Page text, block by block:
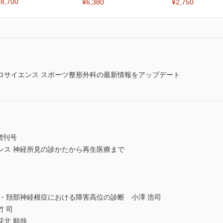
¥6,380 ¥2,750
イエンス スポーツ整形外科の最新情報をアップデート
刊号
ス 神経所見の診かたから再生医療まで
頚部神経根症における障害高位の診断 小澤 浩司
司
北 順哉